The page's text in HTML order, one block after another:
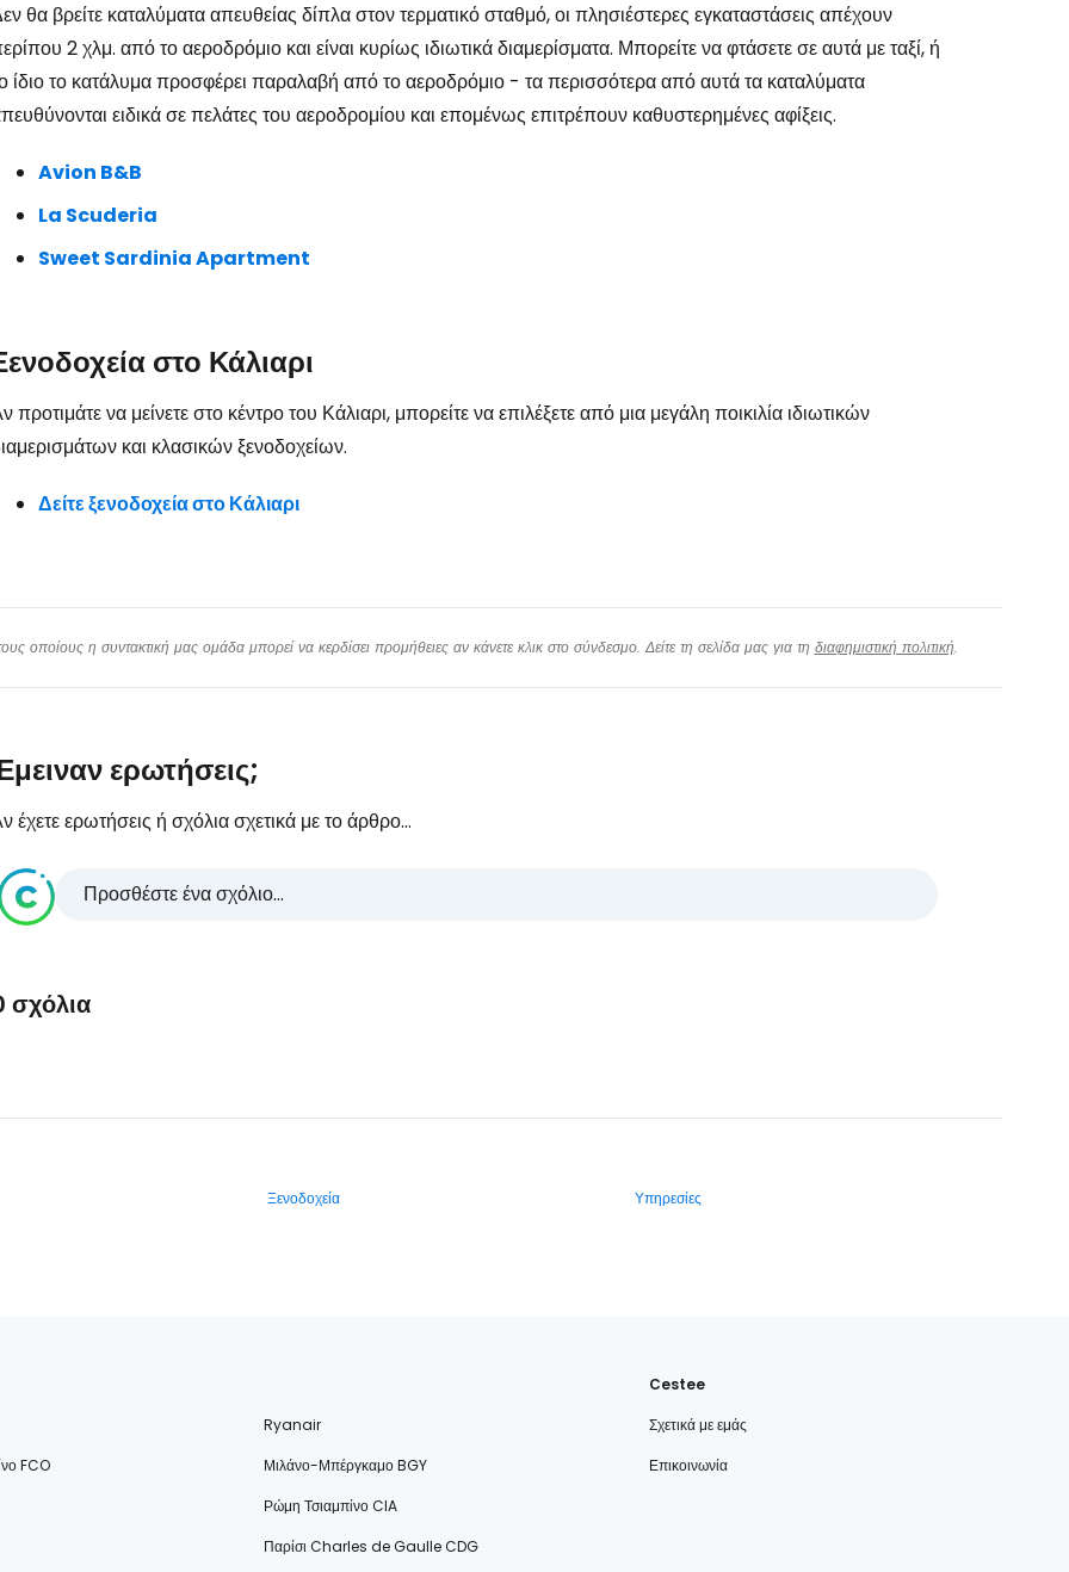
θα βρείτε καταλύματα απευθείας δίπλα στον τερματικό σταθμό, οι πλησιέστερες εγκαταστάσεις απέχουν
2 χλμ. από το αεροδρόμιο και είναι κυρίως ιδιωτικά διαμερίσματα. Μπορείτε να φτάσετε σε αυτά με ταξί, ή
ίδιο το κατάλυμα προσφέρει παραλαβή από το αεροδρόμιο - τα περισσότερα από αυτά τα καταλύματα
ειδικά σε πελάτες του αεροδρομίου και επομένως επιτρέπουν καθυστερημένες αφίξεις.
Avion B&B
La Scuderia
Sweet Sardinia Apartment
στο Κάλιαρι
προτιμάτε να μείνετε στο κέντρο του Κάλιαρι, μπορείτε να επιλέξετε από μια μεγάλη ποικιλία ιδιωτικών
και κλασικών ξενοδοχείων.
Δείτε ξενοδοχεία στο Κάλιαρι
οποίους η συντακτική μας ομάδα μπορεί να κερδίσει προμήθειες αν κάνετε κλικ στο σύνδεσμο. Δείτε τη σελίδα μας για τη διαφημιστική πολιτική.
ερωτήσεις;
έχετε ερωτήσεις ή σχόλια σχετικά με το άρθρο...
Προσθέστε ένα σχόλιο...
σχόλια
Ξενοδοχεία Υπηρεσίες
Ryanair
FCO
Μιλάνο-Μπέργκαμο BGY
Ρώμη Τσιαμπίνο CIA
Παρίσι Charles de Gaulle CDG
Cestee
Σχετικά με εμάς
Επικοινωνία
Συνεχίστε με την Google